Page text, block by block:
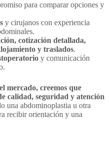
para comparar opciones y
y cirujanos con experiencia
cotización detallada,
y traslados.
y comunicación
mercado, creemos que
calidad, seguridad y atención
una abdominoplastia u otra
recibir orientación y una